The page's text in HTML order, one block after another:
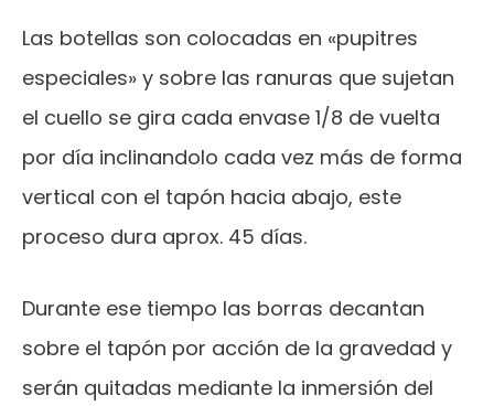
Las botellas son colocadas en «pupitres
especiales» y sobre las ranuras que sujetan
el cuello se gira cada envase 1/8 de vuelta
por día inclinandolo cada vez más de forma
vertical con el tapón hacia abajo, este
proceso dura aprox. 45 días.
Durante ese tiempo las borras decantan
sobre el tapón por acción de la gravedad y
serán quitadas mediante la inmersión del